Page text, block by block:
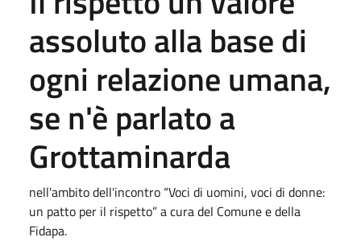
assoluto alla base di
ogni relazione umana,
se n'è parlato a
Grottaminarda
nell'ambito dell'incontro “Voci di uomini, voci di donne:
un patto per il rispetto” a cura del Comune e della
Fidapa.